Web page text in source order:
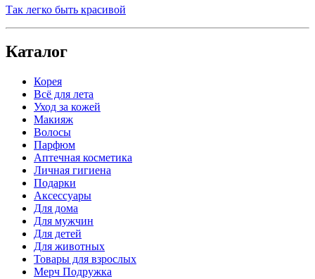
Так легко быть красивой
Каталог
Корея
Всё для лета
Уход за кожей
Макияж
Волосы
Парфюм
Аптечная косметика
Личная гигиена
Подарки
Аксессуары
Для дома
Для мужчин
Для детей
Для животных
Товары для взрослых
Мерч Подружка